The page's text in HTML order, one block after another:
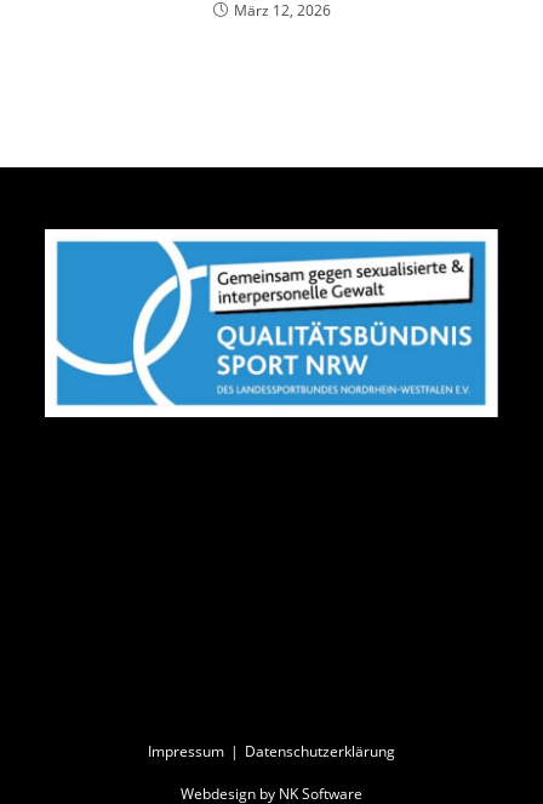
März 12, 2026
Impressum Datenschutzerklärung
Webdesign by NK Software